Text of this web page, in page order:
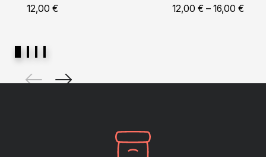
12,00 € 12,00 € – 16,00 €Price